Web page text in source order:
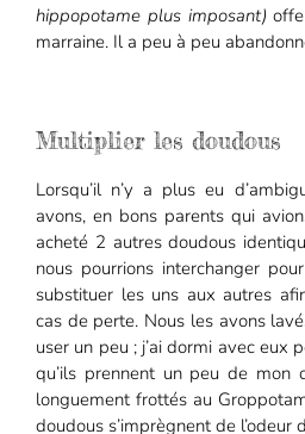
hippopotame plus imposant)
marraine. Il a peu à peu
Multiplier les doudous
Lorsqu’il n’y a plus eu
avons, en bons parents qui
acheté 2 autres doudous
nous pourrions interchanger
substituer les uns aux autres
cas de perte. Nous les avons
user un peu ; j’ai dormi avec eux
qu’ils prennent un peu de mon
longuement frottés au
doudous s’imprègnent de l’odeur